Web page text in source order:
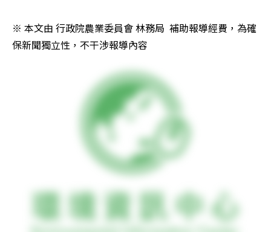
※ 本文由 行政院農業委員會 林務局  補助報導經費，為確
保新聞獨立性，不干涉報導內容